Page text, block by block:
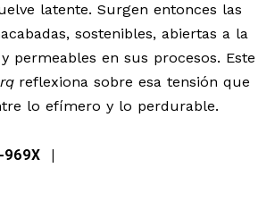
latente. Surgen entonces las
sostenibles, abiertas a la
permeables en sus procesos. Este
reflexiona sobre esa tensión que
lo efímero y lo perdurable.